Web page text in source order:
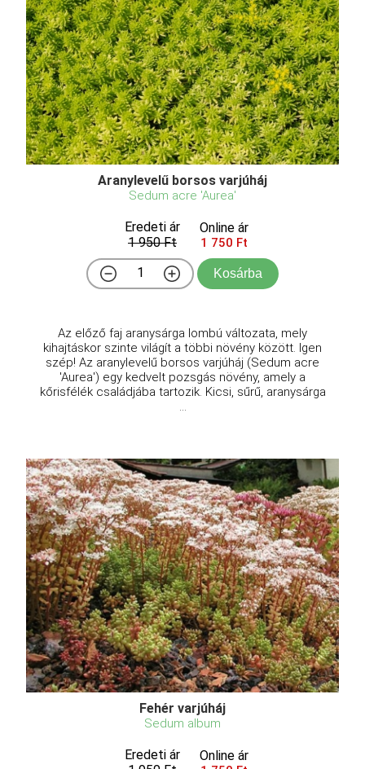
Aranylevelű borsos varjúháj
Sedum acre 'Aurea'
Eredeti ár
1 950 Ft
Online ár
1 750 Ft
Kosárba
Az előző faj aranysárga lombú változata, mely
kihajtáskor szinte világít a többi növény között. Igen
szép! Az aranylevelű borsos varjúháj (Sedum acre
'Aurea') egy kedvelt pozsgás növény, amely a
kőrisfélék családjába tartozik. Kicsi, sűrű, aranysárga
...
Fehér varjúháj
Sedum album
Eredeti ár
Online ár